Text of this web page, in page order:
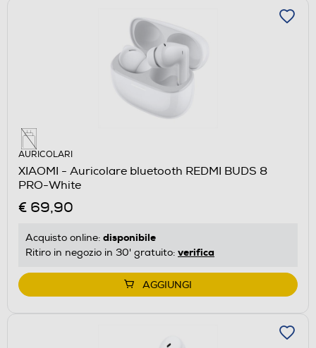
AURICOLARI
XIAOMI - Auricolare bluetooth REDMI BUDS 8
PRO-White
€ 69,90
Acquisto online: disponibile
Ritiro in negozio in 30' gratuito: verifica
AGGIUNGI